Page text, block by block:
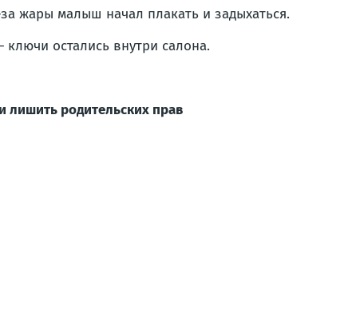
жары малыш начал плакать и задыхаться.
остались внутри салона.
лишить родительских прав